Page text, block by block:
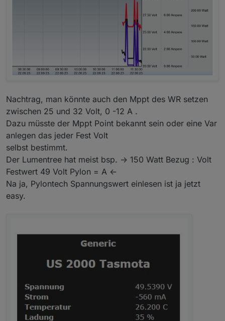
Nachtrag, man könnte auch den Mppt des WR setzen
zwischen 25 und 32 Volt, 0 -12 A .
Dazu müsste der Mppt Point bekannt sein oder eine Var
anlegen das jeder Fest Volt
selbst bestimmt.
Der Lumentree hat meist bsp. -> 150 Watt Bezug : Volt
Festwert 49 Volt Pylon = A <-
Na ja, Pylontech Spannungswert einlesen ist ja jetzt
easy.